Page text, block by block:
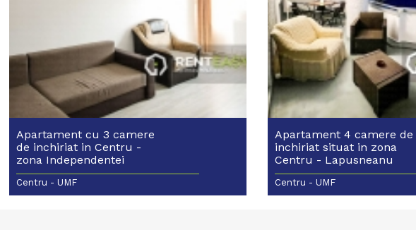
Apartament cu 3 camere
de inchiriat in Centru -
zona Independentei
Centru - UMF
Apartament 4 camere de
inchiriat situat in zona
Centru - Lapusneanu
Centru - UMF